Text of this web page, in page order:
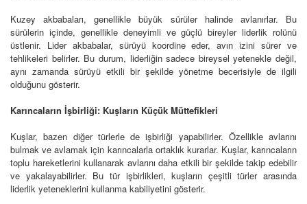
Kuzey akbabaları, genellikle büyük sürüler halinde avlanırlar. Bu
sürülerin içinde, genellikle deneyimli ve güçlü bireyler liderlik rolünü
üstlenir. Lider akbabalar, sürüyü koordine eder, avın izini sürer ve
tehlikeleri belirler. Bu durum, liderliğin sadece bireysel yetenekle değil,
aynı zamanda sürüyü etkili bir şekilde yönetme becerisiyle de ilgili
olduğunu gösterir.
Karıncaların İşbirliği: Kuşların Küçük Müttefikleri
Kuşlar, bazen diğer türlerle de işbirliği yapabilirler. Özellikle avlarını
bulmak ve avlamak için karıncalarla ortaklık kurarlar. Kuşlar, karıncaların
toplu hareketlerini kullanarak avlarını daha etkili bir şekilde takip edebilir
ve yakalayabilirler. Bu tür işbirlikleri, kuşların çeşitli türler arasında
liderlik yeteneklerini kullanma kabiliyetini gösterir.